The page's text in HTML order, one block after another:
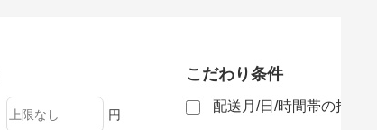
円
こだわり条件
配送月/日/時間帯の指定